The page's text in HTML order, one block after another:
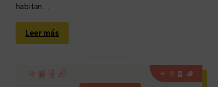
i
c
n
habitan…
Leer más:
M
c